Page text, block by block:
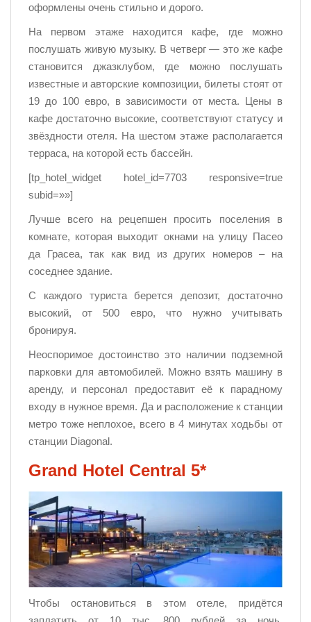
оформлены очень стильно и дорого.
На первом этаже находится кафе, где можно
послушать живую музыку. В четверг — это же кафе
становится джазклубом, где можно послушать
известные и авторские композиции, билеты стоят от
19 до 100 евро, в зависимости от места. Цены в
кафе достаточно высокие, соответствуют статусу и
звёздности отеля. На шестом этаже располагается
терраса, на которой есть бассейн.
[tp_hotel_widget hotel_id=7703 responsive=true
subid=»»]
Лучше всего на рецепшен просить поселения в
комнате, которая выходит окнами на улицу Пасео
да Грасеа, так как вид из других номеров – на
соседнее здание.
С каждого туриста берется депозит, достаточно
высокий, от 500 евро, что нужно учитывать
бронируя.
Неоспоримое достоинство это наличии подземной
парковки для автомобилей. Можно взять машину в
аренду, и персонал предоставит её к парадному
входу в нужное время. Да и расположение к станции
метро тоже неплохое, всего в 4 минутах ходьбы от
станции Diagonal.
Grand Hotel Central 5*
Чтобы остановиться в этом отеле, придётся